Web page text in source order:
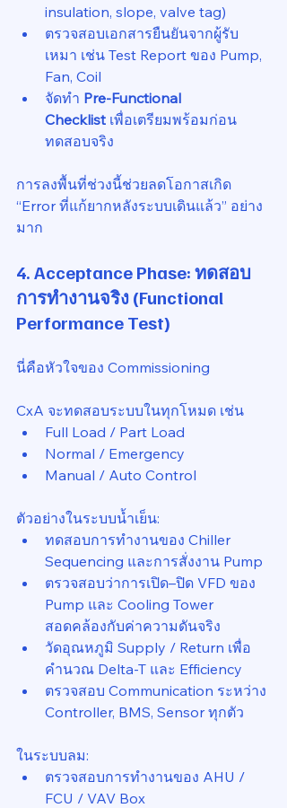
insulation, slope, valve tag)
ตรวจสอบเอกสารยืนยันจากผู้รับ
เหมา เช่น Test Report ของ Pump,
Fan, Coil
จัดทำ Pre-Functional
Checklist เพื่อเตรียมพร้อมก่อน
ทดสอบจริง
การลงพื้นที่ช่วงนี้ช่วยลดโอกาสเกิด
“Error ที่แก้ยากหลังระบบเดินแล้ว” อย่าง
มาก
4. Acceptance Phase: ทดสอบ
การทำงานจริง (Functional
Performance Test)
นี่คือหัวใจของ Commissioning
CxA จะทดสอบระบบในทุกโหมด เช่น
Full Load / Part Load
Normal / Emergency
Manual / Auto Control
ตัวอย่างในระบบน้ำเย็น:
ทดสอบการทำงานของ Chiller
Sequencing และการสั่งงาน Pump
ตรวจสอบว่าการเปิด–ปิด VFD ของ
Pump และ Cooling Tower
สอดคล้องกับค่าความดันจริง
วัดอุณหภูมิ Supply / Return เพื่อ
คำนวณ Delta-T และ Efficiency
ตรวจสอบ Communication ระหว่าง
Controller, BMS, Sensor ทุกตัว
ในระบบลม:
ตรวจสอบการทำงานของ AHU /
FCU / VAV Box